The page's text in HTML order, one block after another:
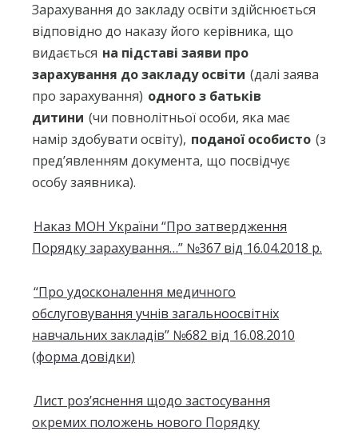
Зарахування до закладу освіти здійснюється
відповідно до наказу його керівника, що
видається на підставі заяви про
зарахування до закладу освіти (далі заява
про зарахування) одного з батьків
дитини (чи повнолітньої особи, яка має
намір здобувати освіту), поданої особисто (з
пред’явленням документа, що посвідчує
особу заявника).
Наказ МОН України “Про затвердження
Порядку зарахування…” №367 від 16.04.2018 р.
“Про удосконалення медичного
обслуговування учнів загальноосвітніх
навчальних закладів” №682 від 16.08.2010
(форма довідки)
Лист роз’яснення щодо застосування
окремих положень нового Порядку